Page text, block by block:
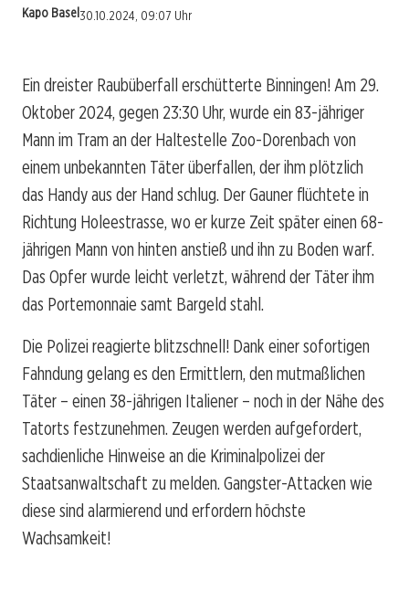
Kapo Basel 30.10.2024, 09:07 Uhr
Ein dreister Raubüberfall erschütterte Binningen! Am 29.
Oktober 2024, gegen 23:30 Uhr, wurde ein 83-jähriger
Mann im Tram an der Haltestelle Zoo-Dorenbach von
einem unbekannten Täter überfallen, der ihm plötzlich
das Handy aus der Hand schlug. Der Gauner flüchtete in
Richtung Holeestrasse, wo er kurze Zeit später einen 68-
jährigen Mann von hinten anstieß und ihn zu Boden warf.
Das Opfer wurde leicht verletzt, während der Täter ihm
das Portemonnaie samt Bargeld stahl.
Die Polizei reagierte blitzschnell! Dank einer sofortigen
Fahndung gelang es den Ermittlern, den mutmaßlichen
Täter – einen 38-jährigen Italiener – noch in der Nähe des
Tatorts festzunehmen. Zeugen werden aufgefordert,
sachdienliche Hinweise an die Kriminalpolizei der
Staatsanwaltschaft zu melden. Gangster-Attacken wie
diese sind alarmierend und erfordern höchste
Wachsamkeit!